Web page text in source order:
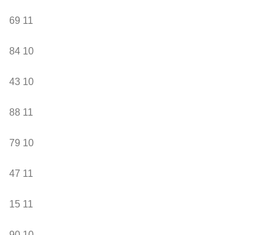
69 11
84 10
43 10
88 11
79 10
47 11
15 11